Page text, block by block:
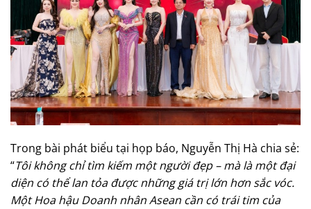
Trong bài phát biểu tại họp báo, Nguyễn Thị Hà chia sẻ:
“Tôi không chỉ tìm kiếm một người đẹp – mà là một đại
diện có thể lan tỏa được những giá trị lớn hơn sắc vóc.
Một Hoa hậu Doanh nhân Asean cần có trái tim của